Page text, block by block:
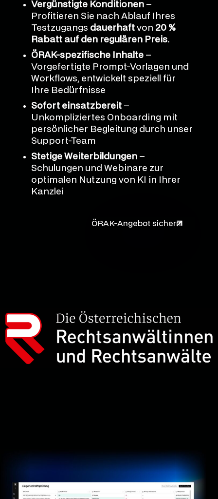
Vergünstigte Konditionen –
Profitieren Sie nach Ablauf Ihres
Testzugangs dauerhaft von 20 %
Rabatt auf den regulären Preis.
ÖRAK-spezifische Inhalte –
Vorgefertigte Prompt-Vorlagen und
Workflows, entwickelt speziell für
Ihre Bedürfnisse
Sofort einsatzbereit –
Unkompliziertes Onboarding mit
persönlicher Begleitung durch unser
Support-Team
Stetige Weiterbildungen –
Schulungen und Webinare zur
optimalen Nutzung von KI in Ihrer
Kanzlei
ÖRAK-Angebot sichern